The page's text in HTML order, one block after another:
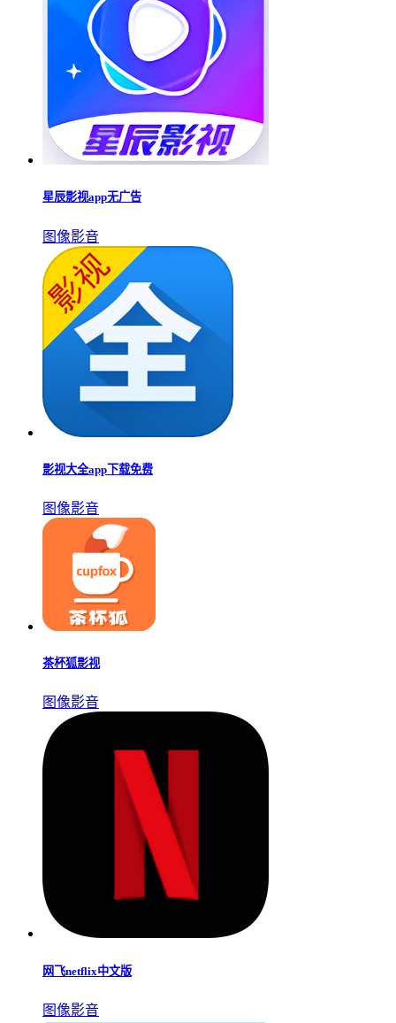
星辰影视app无广告
图像影音
影视大全app下载免费
图像影音
茶杯狐影视
图像影音
网飞netflix中文版
图像影音